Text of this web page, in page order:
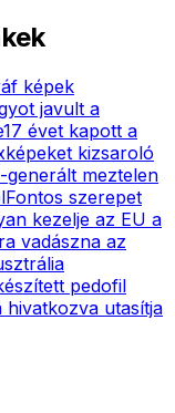
képek
javult a
17 évet kapott a
kizsaroló
generált meztelen
Fontos szerepet
kezelje az EU a
vadászna az
pedofil
utasítja